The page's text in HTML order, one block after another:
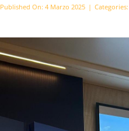
Published On: 4 Marzo 2025 | Categories: